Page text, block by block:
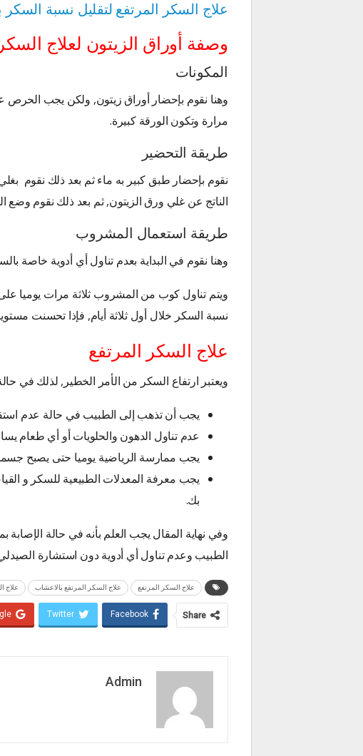
علاج السكر المرتفع لتقليل نسبة
وصفة أوراق الزيتون لعلاج السكر
المكونات
وهنا نقوم بإحضار أوراق زيتون, ولكن يجب الحرص
مرارة وتكون الورقة كبيرة.
طريقة التحضير
نقوم بإحضار طبق كبير به ماء ثم بعد ذلك نقوم
الناتج عن غلي ورق الزيتون, ثم بعد ذلك نقوم وضع
طريقة استعمال المشروب
وهنا نقوم في البداية بعدم تناول أي أدوية خاصة
ويتم تناول كوب من المشروب ثلاثة مرات يوميا
نسبة السكر خلال أول ثلاثة أيام, فإذا تحسنت
علاج السكر المرتفع
ويعتبر ارتفاع السكر من الأمر الخطير, لذلك في
يجب أن تذهب إلى الطبيب في حالة عدم
عدم تناول الدهون والحلويات أو أي طعام
يجب ممارسة الرياضية يوميا حتى يصبح
يجب معرفة المعدلات الطبيعية للسكر و
بك.
وفي نهاية المقال يجب العلم بأنه في حالة
الطبيب وعدم تناول أي أدوية دون استشارة
علاج السكر المرتفع علاج السكر المرتفع بالاعشاب علاج
Share
Facebook
Twitter
Admin